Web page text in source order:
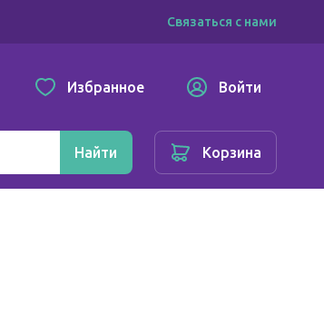
Связаться с нами
Избранное Войти
Найти Корзина